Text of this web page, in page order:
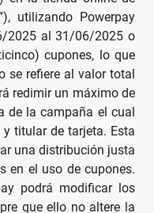
utilizando Powerpay
2025 al 31/06/2025 o
cupones, lo que
se refiere al valor total
redimir un máximo de
de la campaña el cual
titular de tarjeta. Esta
una distribución justa
en el uso de cupones.
podrá modificar los
que ello no altere la